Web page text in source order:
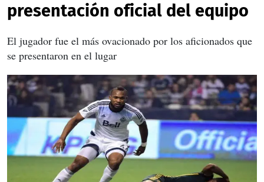
presentación oficial del equipo
El jugador fue el más ovacionado por los aficionados que
se presentaron en el lugar